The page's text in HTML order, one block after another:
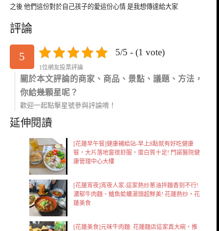
之後 他們這份對於自己孩子的愛這份心情 是我想傳達給大家
評論
5 5/5 - (1 vote)
1位網友投票評論
關於本文評論的商家、商品、景點、議題、方法，
你給幾顆星呢？
歡迎一起點擊星號參與評論唷！
延伸閱讀
[花蓮早午餐]健康補給站-早上8點就有好吃健康
餐，大片落地窗很舒服，蛋白質十足! 門諾醫院健
康管理中心大樓
[花蓮宵夜]宵夜人家-這家熱炒蔥油拌麵香到不行!
濃郁牛肉麵、鱸魚蛤蠣湯頭超鮮美! 花蓮熱炒，花
蓮美食
[花蓮美食]元味牛肉麵: 花蓮麵店這家真大碗，推